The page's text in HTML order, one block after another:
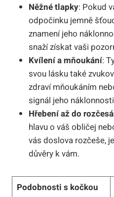
Něžné tlapky: Pokud
⁤odpočinku⁢ jemně
znamení jeho
snaží získat⁢ vaši
Kvílení‍ a mňoukání:
svou lásku‍ také
zdraví mňoukáním
signál jeho
Hřebení až do
hlavu o váš obličej
vás doslova⁢ rozčeše,‌
důvěry k vám.
Podobnosti s kočkou